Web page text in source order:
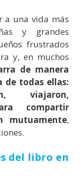
a una vida más
y grandes
frustrados
y, en muchos
de manera
todas ellas:
viajaron,
compartir
mutuamente,
del libro en